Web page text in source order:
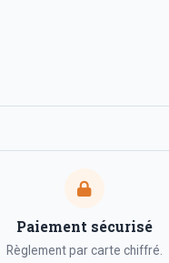
Paiement sécurisé
Règlement par carte chiffré.